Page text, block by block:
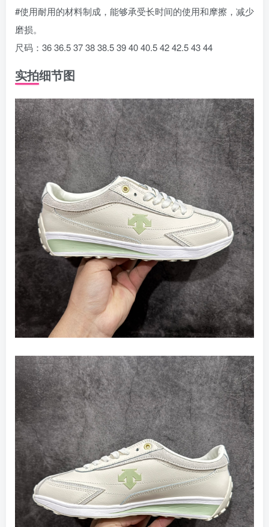
#使用耐用的材料制成，能够承受长时间的使用和摩擦，减少
磨损。
尺码：36 36.5 37 38 38.5 39 40 40.5 42 42.5 43 44
实拍细节图